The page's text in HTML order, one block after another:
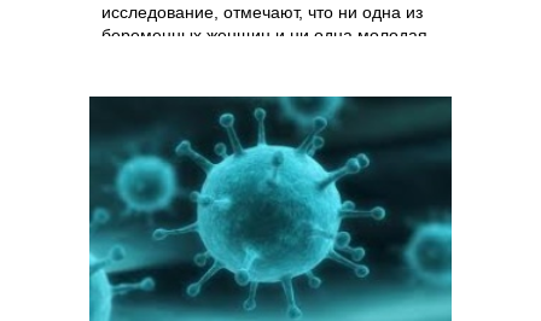
исследование, отмечают, что ни одна из
беременных женщин и ни одна молодая
против гриппа, хотя получали такие
рекомендации накануне эпидемии.